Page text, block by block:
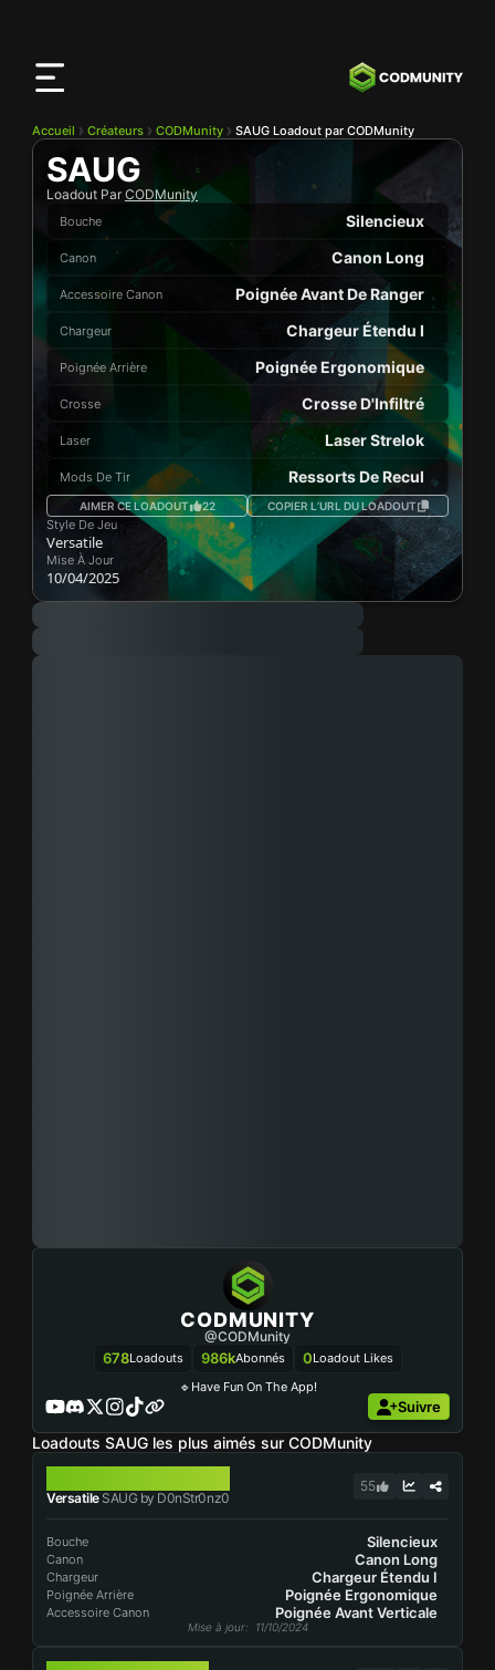
Accueil Créateurs CODMunity SAUG Loadout par CODMunity
SAUG
Loadout ParCODMunity
Bouche Silencieux
Canon Canon Long
Accessoire Canon Poignée Avant De Ranger
Chargeur Chargeur Étendu I
Poignée Arrière Poignée Ergonomique
Crosse Crosse D'Infiltré
Laser Laser Strelok
Mods De Tir Ressorts De Recul
AIMER CE LOADOUT 22 COPIER L’URL DU LOADOUT
Style De Jeu
Versatile
Mise À Jour
10/04/2025
CODMUNITY
@CODMunity
678Loadouts 986kAbonnés 0Loadout Likes
🔹Have Fun On The App!
Suivre
Loadouts SAUG les plus aimés sur CODMunity
VersatileSAUG by D0nStr0nz0
55
Bouche Silencieux
Canon Canon Long
Chargeur Chargeur Étendu I
Poignée Arrière Poignée Ergonomique
Accessoire Canon Poignée Avant Verticale
Mise à jour: 11/10/2024